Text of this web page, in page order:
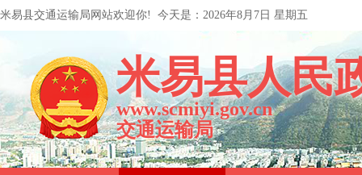
米易县交通运输局网站欢迎你! 今天是： 2026年8月7日 星期五
米易县人民
www.scmiyi.gov.cn
交通运输局